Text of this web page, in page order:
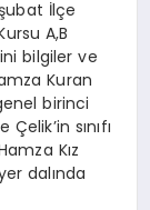
İlçe
A,B
bilgiler ve
Kuran
birinci
sınıfı
Kız
dalında